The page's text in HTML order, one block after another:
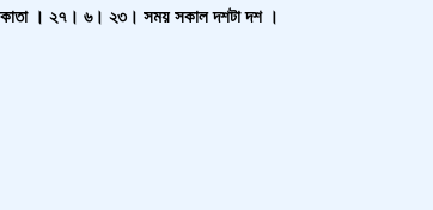
। ২৭। ৬। ২৩। সময় সকাল দশটা দশ ।